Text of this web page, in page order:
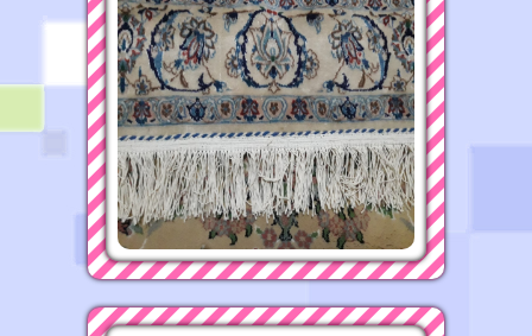
قالیشویی محدوده جنت آباد ۴۴۸۴۴۲۵۶
15-11-1396
قالیشویی محدوده خواجه نظام
15-11-1396
قالیشویی محدوده بلوار کشاورز ۸۸۲۱۶۰۷۵
16-11-1396
قالیشویی محدوده بسیج
17-11-1396
قالیشویی محدوده میدان خراسان ۶۶۵۳۰۸۸۱
16-11-1396
قالیشویی محدوده میدان توحید ۶۶۵۳۰۸۸۱